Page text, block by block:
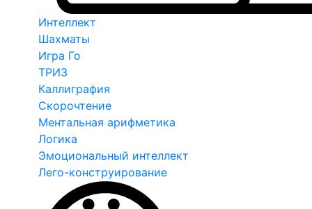
Интеллект
Шахматы
Игра Го
ТРИЗ
Каллиграфия
Скорочтение
Ментальная арифметика
Логика
Эмоциональный интеллект
Лего-конструирование